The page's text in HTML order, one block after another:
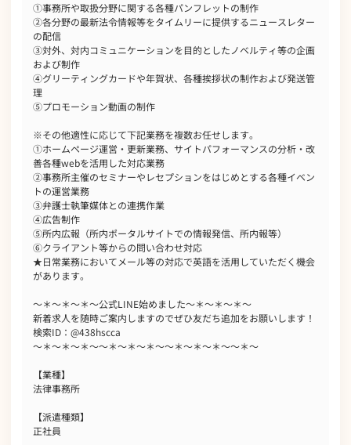
①事務所や取扱分野に関する各種パンフレットの制作
②各分野の最新法令情報等をタイムリーに提供するニュースレター
の配信
③対外、対内コミュニケーションを目的としたノベルティ等の企画
および制作
④グリーティングカードや年賀状、各種挨拶状の制作および発送管
理
⑤プロモーション動画の制作
※その他適性に応じて下記業務を複数お任せします。
①ホームページ運営・更新業務、サイトパフォーマンスの分析・改
善各種webを活用した対応業務
②事務所主催のセミナーやレセプションをはじめとする各種イベン
トの運営業務
③弁護士執筆媒体との連携作業
④広告制作
⑤所内広報（所内ポータルサイトでの情報発信、所内報等）
⑥クライアント等からの問い合わせ対応
★日常業務においてメール等の対応で英語を活用していただく機会
があります。
～＊～＊～＊～公式LINE始めました～＊～＊～＊～
新着求人を随時ご案内しますのでぜひ友だち追加をお願いします！
検索ID：@438hscca
～＊～＊～＊～～＊～＊～＊～～＊～＊～＊～～＊～
【業種】
法律事務所
【派遣種類】
正社員